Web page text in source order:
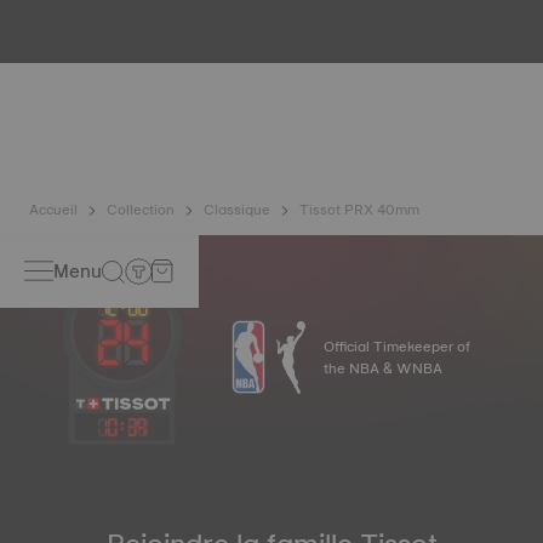
mais également à la pénétration de liquides, gaz,
Accueil Collection Classique Tissot PRX 40mm
Menu
10: 39
Official Timekeeper of
the NBA & WNBA